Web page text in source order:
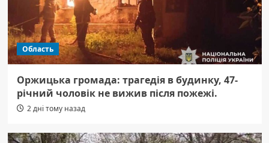
Область
Оржицька громада: трагедія в будинку, 47-
річний чоловік не вижив після пожежі.
2 дні тому назад